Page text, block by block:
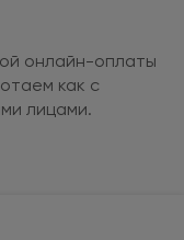
онлайн-оплаты
как с
лицами.